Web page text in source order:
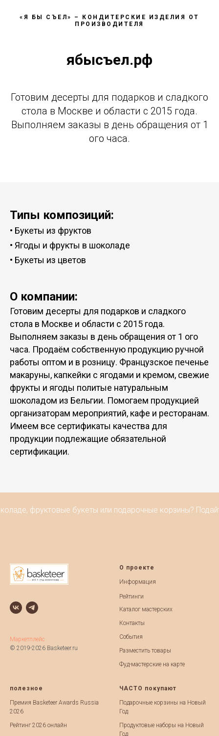
«Я БЫ СЪЕЛ» – КОНДИТЕРСКИЕ ИЗДЕЛИЯ ОТ
ПРОИЗВОДИТЕЛЯ
ябысъел.рф
Готовим десерты для подарков и сладкого
стола в Москве и области с 2015 года.
Выполняем заказы в день обращения от 1
ого часа.
Типы композиций:
• Букеты из фруктов
• Ягоды и фрукты в шоколаде
• Букеты из цветов
О компании:
Готовим десерты для подарков и сладкого
стола в Москве и области с 2015 года.
Выполняем заказы в день обращения от 1 ого
часа. Продаём собственную продукцию ручной
работы оптом и в розницу. Французское печенье
макаруны, капкейки с ягодами и кремом, свежие
фрукты и ягоды политые натуральным
шоколадом из Бельгии. Помогаем продукцией
организаторам мероприятий, кафе и ресторанам.
Имеем все сертификаты качества для
продукции подлежащие обязательной
сертификации.
фруктовые букеты или подарочные корзины?
Маркетплейс
© 2019-2026 Basketeer.ru
О проекте
Информация
Рейтинги
Каталог мастерских
Контакты
События
Разместить товары
Фуд-мастерские на карте
полезное
Премия Basketeer Awards Russia
2026
Рейтинг 2026 онлайн
ЧАСТО покупают
Подарочные корзины на Новый
Год
Продуктовые наборы на Новый
Год